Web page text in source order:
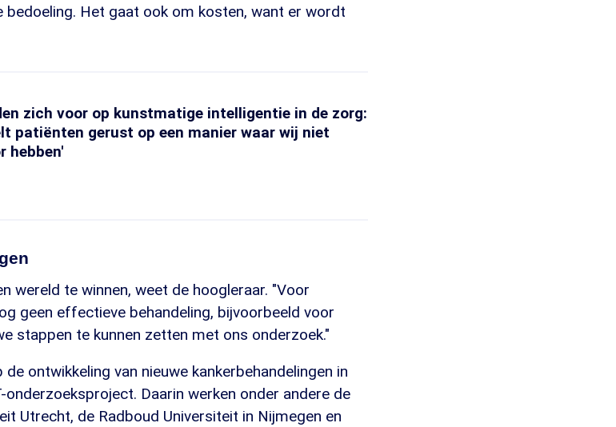
bedoeling. Het gaat ook om kosten, want er wordt
zich voor op kunstmatige intelligentie in de zorg:
patiënten gerust op een manier waar wij niet
hebben'
wereld te winnen, weet de hoogleraar. "Voor
geen effectieve behandeling, bijvoorbeeld voor
stappen te kunnen zetten met ons onderzoek."
ontwikkeling van nieuwe kankerbehandelingen in
Daarin werken onder andere de
Utrecht, de Radboud Universiteit in Nijmegen en